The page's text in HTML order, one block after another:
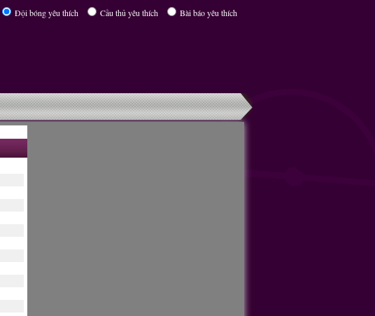
Đội bóng yêu thích Cầu thủ yêu thích Bài báo yêu thích